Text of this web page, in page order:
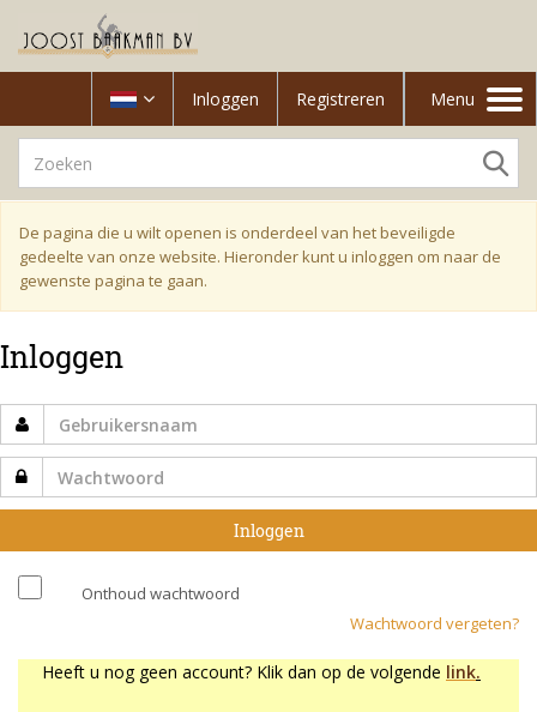
Inloggen Registreren
Toggle
navigation
Menu
De pagina die u wilt openen is onderdeel van het beveiligde
gedeelte van onze website. Hieronder kunt u inloggen om naar de
gewenste pagina te gaan.
Inloggen
Onthoud wachtwoord
Wachtwoord vergeten?
Heeft u nog geen account? Klik dan op de volgende link.